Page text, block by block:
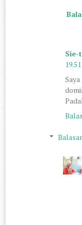
Sie-
19.51
Balas